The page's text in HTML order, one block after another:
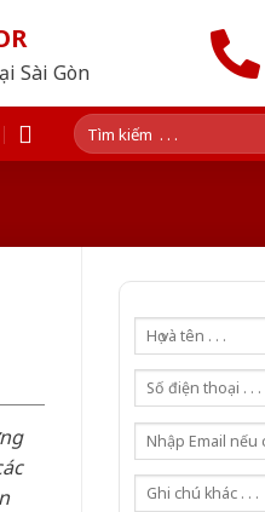
Sài Gòn
Tìm
kiếm: